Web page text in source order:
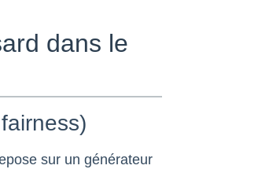
dans le
sur un générateur